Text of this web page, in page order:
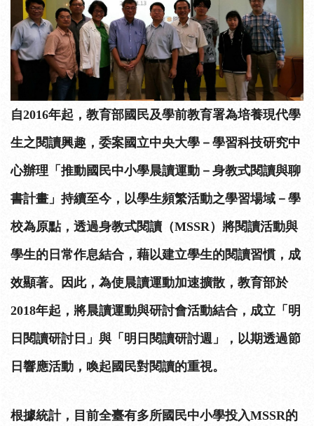
自2016年起，教育部國民及學前教育署為培養現代學
生之閱讀興趣，委案國立中央大學－學習科技研究中
心辦理「推動國民中小學晨讀運動－身教式閱讀與聊
書計畫」持續至今，以學生頻繁活動之學習場域－學
校為原點，透過身教式閱讀（MSSR）將閱讀活動與
學生的日常作息結合，藉以建立學生的閱讀習慣，成
效顯著。因此，為使晨讀運動加速擴散，教育部於
2018年起，將晨讀運動與研討會活動結合，成立「明
日閱讀研討日」與「明日閱讀研討週」，以期透過節
日響應活動，喚起國民對閱讀的重視。
根據統計，目前全臺有多所國民中小學投入MSSR的